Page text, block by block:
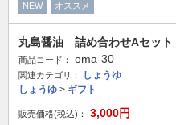
NEW オススメ
丸島醤油 詰め合わせAセット
商品コード： oma-30
関連カテゴリ：
しょうゆ
しょうゆ > ギフト
販売価格(税込)： 3,000円